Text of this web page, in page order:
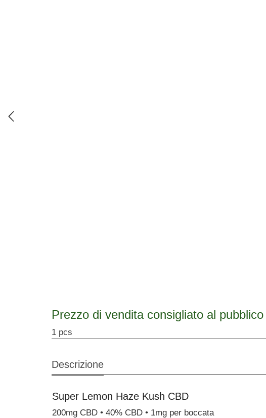
Prezzo di vendita consigliato al pubblico
1 pcs
Descrizione
Super Lemon Haze Kush CBD
200mg CBD • 40% CBD • 1mg per boccata